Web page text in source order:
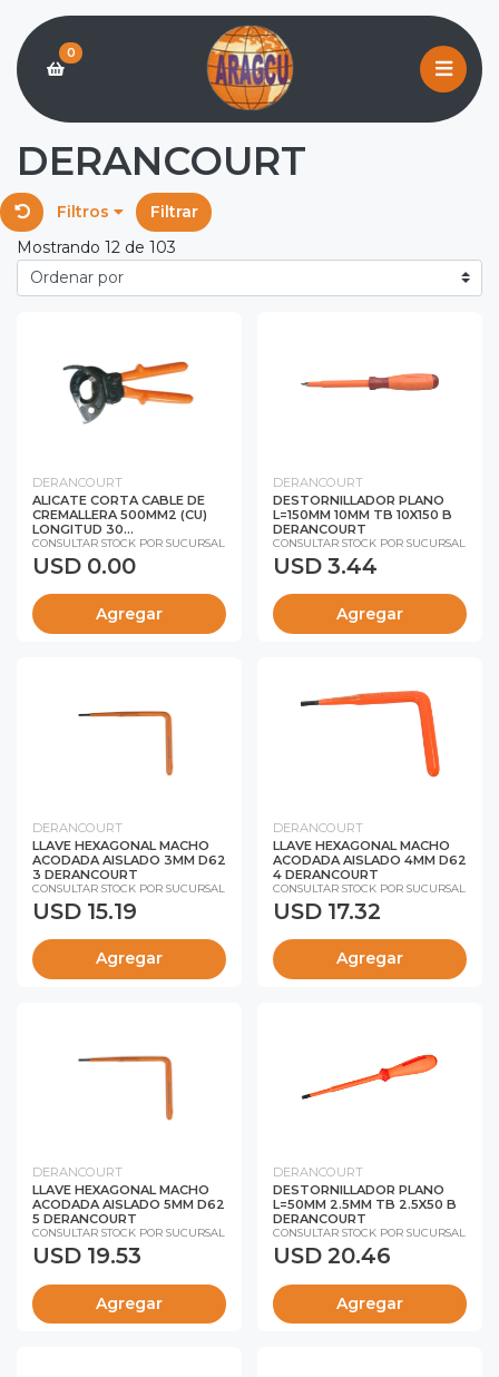
0
DERANCOURT
Filtros
Filtrar
Mostrando 12 de 103
DERANCOURT
ALICATE CORTA CABLE DE
CREMALLERA 500MM2 (CU)
LONGITUD 30...
CONSULTAR STOCK POR SUCURSAL
USD 0.00
Agregar
DERANCOURT
DESTORNILLADOR PLANO
L=150MM 10MM TB 10X150 B
DERANCOURT
CONSULTAR STOCK POR SUCURSAL
USD 3.44
Agregar
DERANCOURT
LLAVE HEXAGONAL MACHO
ACODADA AISLADO 3MM D62
3 DERANCOURT
CONSULTAR STOCK POR SUCURSAL
USD 15.19
Agregar
DERANCOURT
LLAVE HEXAGONAL MACHO
ACODADA AISLADO 4MM D62
4 DERANCOURT
CONSULTAR STOCK POR SUCURSAL
USD 17.32
Agregar
DERANCOURT
LLAVE HEXAGONAL MACHO
ACODADA AISLADO 5MM D62
5 DERANCOURT
CONSULTAR STOCK POR SUCURSAL
USD 19.53
Agregar
DERANCOURT
DESTORNILLADOR PLANO
L=50MM 2.5MM TB 2.5X50 B
DERANCOURT
CONSULTAR STOCK POR SUCURSAL
USD 20.46
Agregar